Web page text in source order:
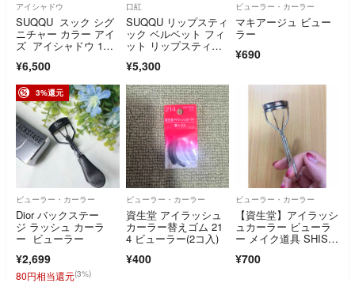
アイシャドウ
SUQQU スック シグ
ニチャー カラー アイ
ズ アイシャドウ 1
¥6,500
口紅
SUQQU リップスティ
ック ベルベット フィ
ット リップスティッ
¥5,300
ビューラー・カーラー
マキアージュ ビュー
ラー
¥690
3%還元
ビューラー・カーラー
Dior バックステー
ジ ラッシュ カーラ
ー ビューラー
¥2,699
80円相当還元(3%)
ビューラー・カーラー
資生堂 アイラッシュ
カーラー替えゴム 21
4 ビューラー(2コ入)
¥400
ビューラー・カーラー
【資生堂】アイラッシ
ュカーラー ビューラ
ー メイク道具 SHISEI
¥700